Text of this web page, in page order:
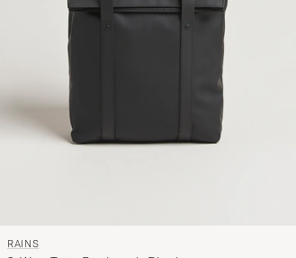
RAINS